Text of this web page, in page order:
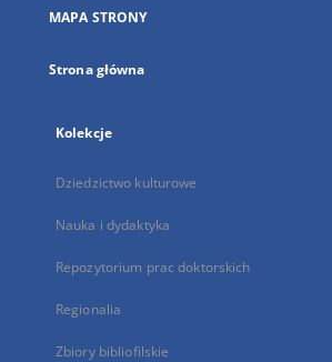
karcie
MAPA STRONY
Strona główna
Kolekcje
Dziedzictwo kulturowe
Nauka i dydaktyka
Repozytorium prac doktorskich
Regionalia
Zbiory bibliofilskie